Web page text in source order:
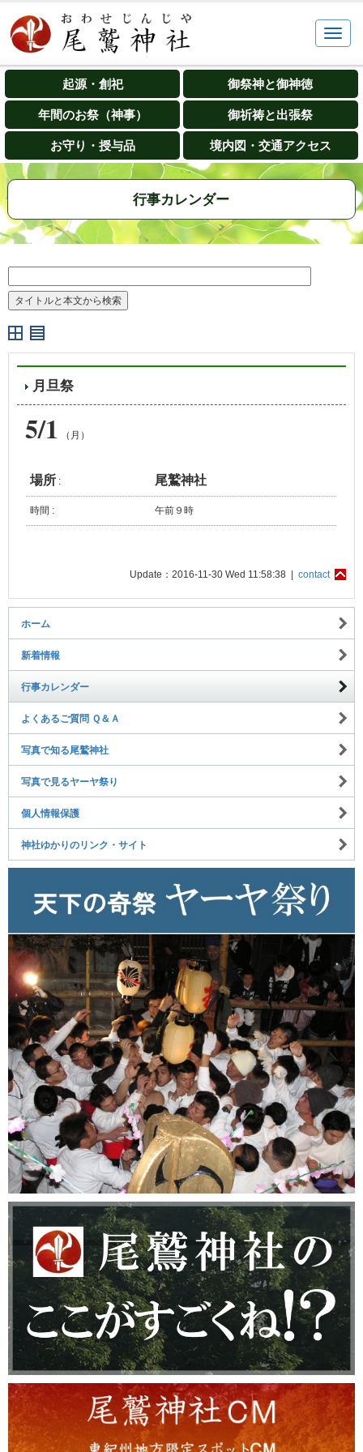
起源・創祀 御祭神と御神徳
年間のお祭（神事） 御祈祷と出張祭
お守り・授与品 境内図・交通アクセス
行事カレンダー
月旦祭
5/1 （月）
場所 : 尾鷲神社
時間 : 午前９時
Update：2016-11-30 Wed 11:58:38 | contact
ホーム
新着情報
行事カレンダー
よくあるご質問 Ｑ＆Ａ
写真で知る尾鷲神社
写真で見るヤーヤ祭り
個人情報保護
神社ゆかりのリンク・サイト